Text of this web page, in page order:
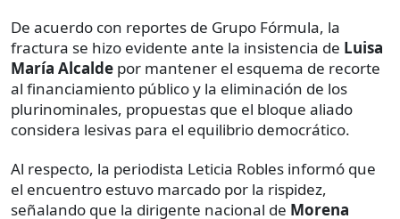
De acuerdo con reportes de Grupo Fórmula, la
fractura se hizo evidente ante la insistencia de Luisa
María Alcalde por mantener el esquema de recorte
al financiamiento público y la eliminación de los
plurinominales, propuestas que el bloque aliado
considera lesivas para el equilibrio democrático.
Al respecto, la periodista Leticia Robles informó que
el encuentro estuvo marcado por la rispidez,
señalando que la dirigente nacional de Morena